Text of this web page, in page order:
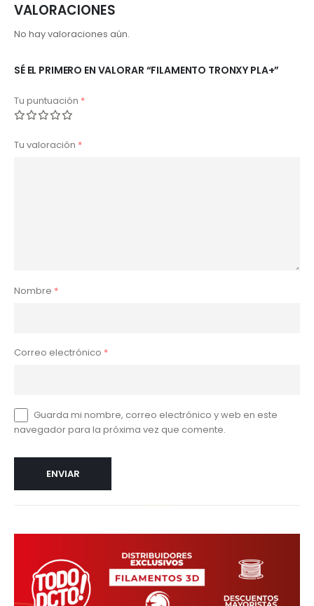
VALORACIONES
No hay valoraciones aún.
SÉ EL PRIMERO EN VALORAR “FILAMENTO TRONXY PLA+”
Tu puntuación *
Tu valoración *
Nombre *
Correo electrónico *
Guarda mi nombre, correo electrónico y web en este
navegador para la próxima vez que comente.